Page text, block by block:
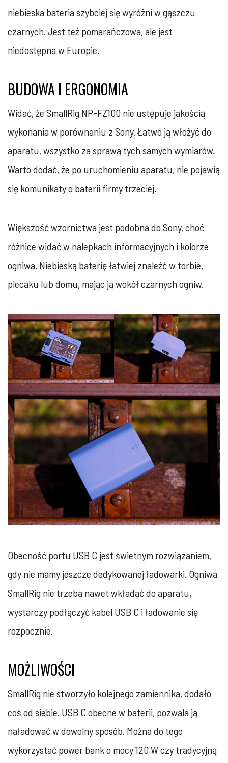
niebieska bateria szybciej się wyróżni w gąszczu
czarnych. Jest też pomarańczowa, ale jest
niedostępna w Europie.
BUDOWA I ERGONOMIA
Widać, że SmallRig NP-FZ100 nie ustępuje jakością
wykonania w porównaniu z Sony. Łatwo ją włożyć do
aparatu, wszystko za sprawą tych samych wymiarów.
Warto dodać, że po uruchomieniu aparatu, nie pojawią
się komunikaty o baterii firmy trzeciej.
Większość wzornictwa jest podobna do Sony, choć
różnice widać w nalepkach informacyjnych i kolorze
ogniwa. Niebieską baterię łatwiej znaleźć w torbie,
plecaku lub domu, mając ją wokół czarnych ogniw.
Obecność portu USB C jest świetnym rozwiązaniem,
gdy nie mamy jeszcze dedykowanej ładowarki. Ogniwa
SmallRig nie trzeba nawet wkładać do aparatu,
wystarczy podłączyć kabel USB C i ładowanie się
rozpocznie.
MOŻLIWOŚCI
SmallRig nie stworzyło kolejnego zamiennika, dodało
coś od siebie. USB C obecne w baterii, pozwala ją
naładować w dowolny sposób. Można do tego
wykorzystać power bank o mocy 120 W czy tradycyjną